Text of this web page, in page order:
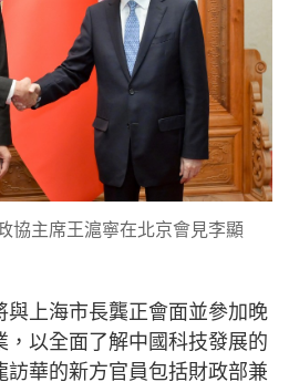
協主席王滬寧在北京會見李顯
與上海市長龔正會面並參加晚
，以全面了解中國科技發展的
訪華的新方官員包括財政部兼